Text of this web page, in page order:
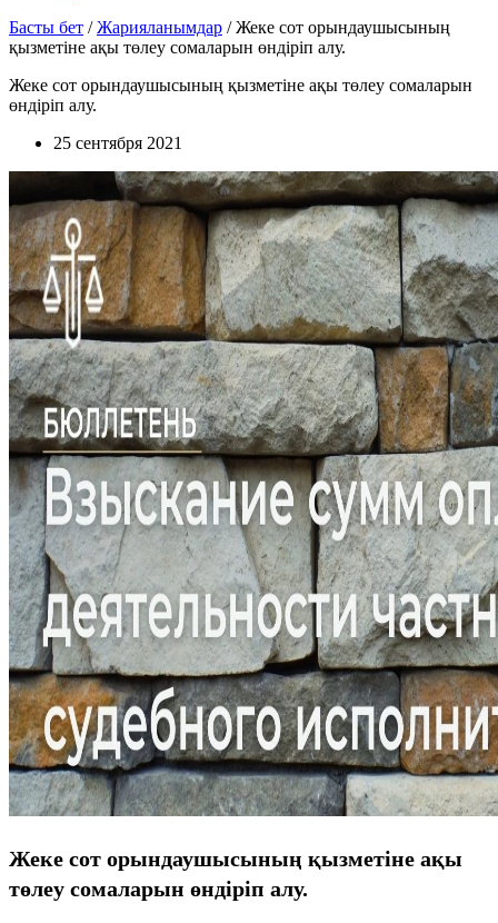
Басты бет /Жарияланымдар /Жеке сот орындаушысының
қызметіне ақы төлеу сомаларын өндіріп алу.
Жеке сот орындаушысының қызметіне ақы төлеу сомаларын
өндіріп алу.
25 сентября 2021
Жеке сот орындаушысының қызметіне ақы
төлеу сомаларын өндіріп алу.